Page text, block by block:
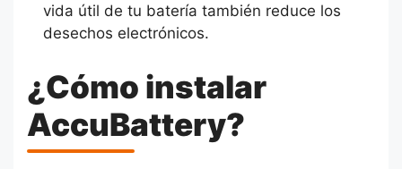
vida útil de tu batería también reduce los
desechos electrónicos.
¿Cómo instalar
AccuBattery?